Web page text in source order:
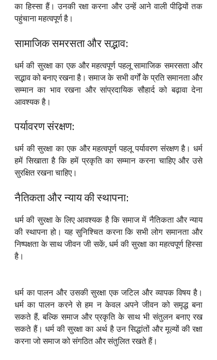
का हिस्सा हैं। उनकी रक्षा करना और उन्हें आने वाली पीढ़ियों तक
पहुंचाना महत्वपूर्ण है।
सामाजिक समरसता और सद्भाव:
धर्म की सुरक्षा का एक और महत्वपूर्ण पहलू सामाजिक समरसता और
सद्भाव को बनाए रखना है। समाज के सभी वर्गों के प्रति समानता और
सम्मान का भाव रखना और सांप्रदायिक सौहार्द को बढ़ावा देना
आवश्यक है।
पर्यावरण संरक्षण:
धर्म की सुरक्षा का एक और महत्वपूर्ण पहलू पर्यावरण संरक्षण है। धर्म
हमें सिखाता है कि हमें प्रकृति का सम्मान करना चाहिए और उसे
सुरक्षित रखना चाहिए।
नैतिकता और न्याय की स्थापना:
धर्म की सुरक्षा के लिए आवश्यक है कि समाज में नैतिकता और न्याय
की स्थापना हो। यह सुनिश्चित करना कि सभी लोग समानता और
निष्पक्षता के साथ जीवन जी सकें, धर्म की सुरक्षा का महत्वपूर्ण हिस्सा
है।
धर्म का पालन और उसकी सुरक्षा एक जटिल और व्यापक विषय है।
धर्म का पालन करने से हम न केवल अपने जीवन को समृद्ध बना
सकते हैं, बल्कि समाज और प्रकृति के साथ भी संतुलन बनाए रख
सकते हैं। धर्म की सुरक्षा का अर्थ है उन सिद्धांतों और मूल्यों की रक्षा
करना जो समाज को संगठित और संतुलित रखते हैं।